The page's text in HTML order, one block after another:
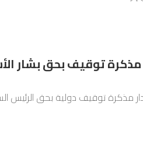
توقيف بحق بشار
مذكرة توقيف دولية بحق الرئيس